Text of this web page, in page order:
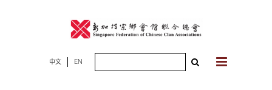
中文 EN